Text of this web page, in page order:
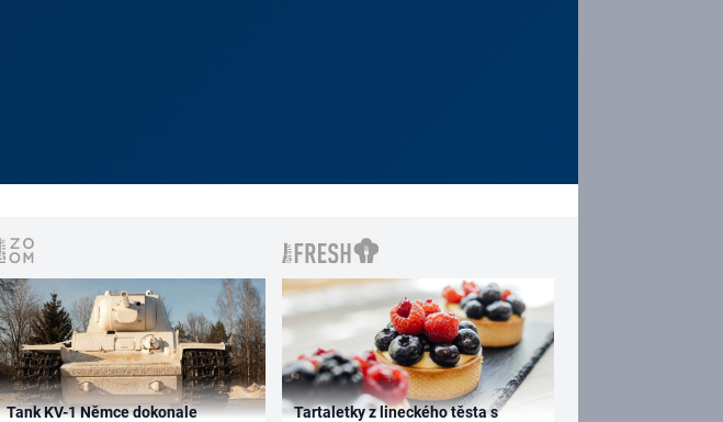
Tank KV-1 Němce dokonale
Tartaletky z lineckého těsta s